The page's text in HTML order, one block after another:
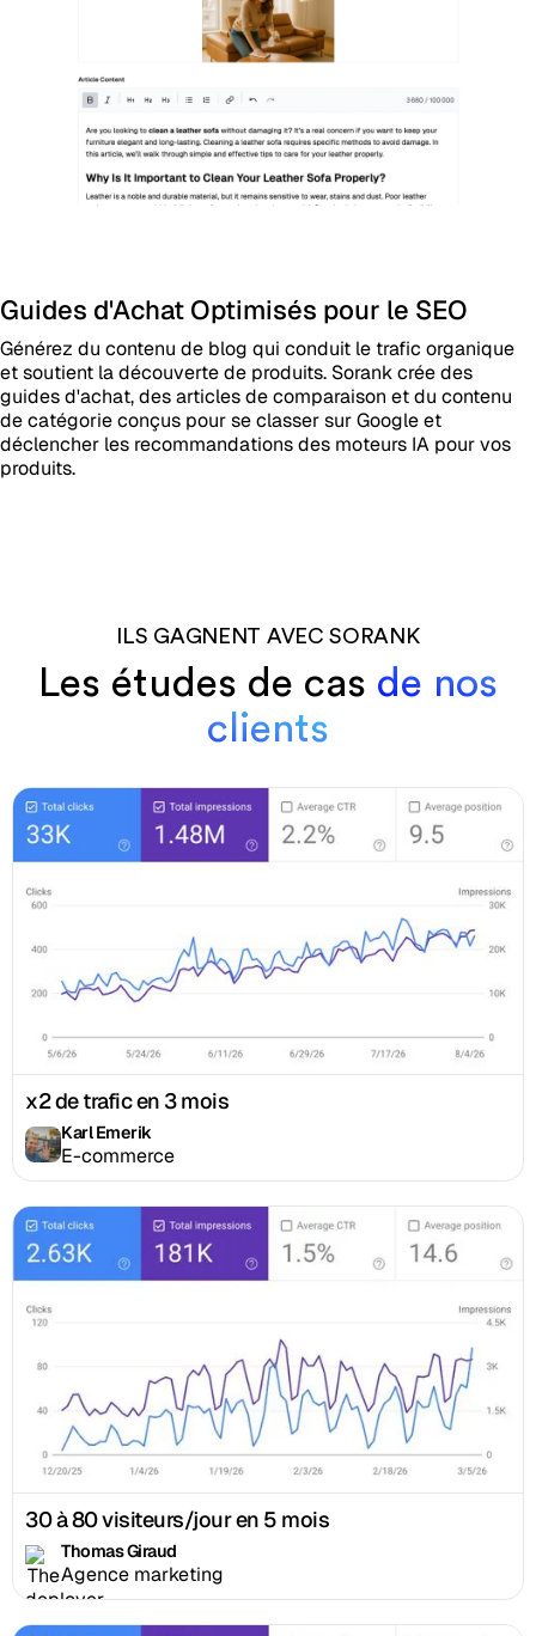
Guides d'Achat Optimisés pour le SEO
Générez du contenu de blog qui conduit le trafic organique
et soutient la découverte de produits. Sorank crée des
guides d'achat, des articles de comparaison et du contenu
de catégorie conçus pour se classer sur Google et
déclencher les recommandations des moteurs IA pour vos
produits.
ILS GAGNENT AVEC SORANK
Les études de cas de nos
clients
x2 de trafic en 3 mois
Karl Emerik
E-commerce
30 à 80 visiteurs/jour en 5 mois
Thomas Giraud
Agence marketing